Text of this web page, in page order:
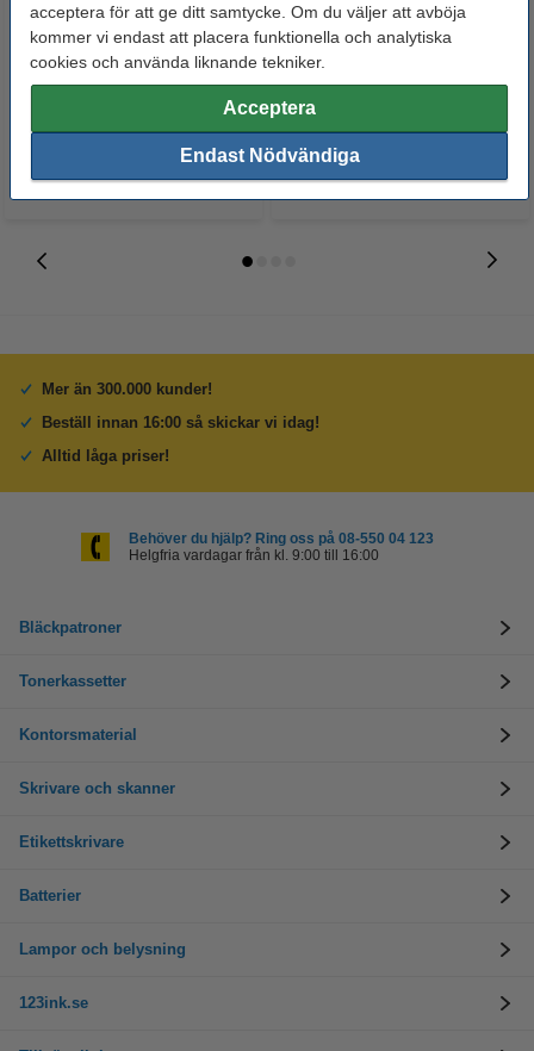
acceptera för att ge ditt samtycke. Om du väljer att avböja
kommer vi endast att placera funktionella och analytiska
cookies och använda liknande tekniker.
Acceptera
Endast Nödvändiga
Dymo S0722370 | 99010 |
adressetiketter (original) | 2st
Pappersskärare giljotin A4 |
Fellowes Fusion | 10 ark
Mer än 300.000 kunder!
Beställ innan 16:00 så skickar vi idag!
Alltid låga priser!
Behöver du hjälp? Ring oss på 08-550 04 123
Helgfria vardagar från kl. 9:00 till 16:00
Bläckpatroner
Tonerkassetter
Kontorsmaterial
Skrivare och skanner
Etikettskrivare
Batterier
Lampor och belysning
123ink.se